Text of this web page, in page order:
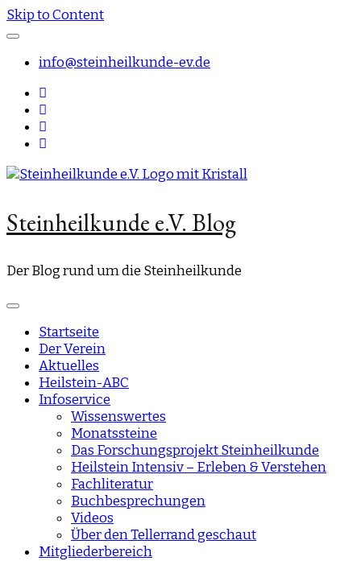
Skip to Content
info@steinheilkunde-ev.de
Steinheilkunde e.V. Blog
Der Blog rund um die Steinheilkunde
Startseite
Der Verein
Aktuelles
Heilstein-ABC
Infoservice
Wissenswertes
Monatssteine
Das Forschungsprojekt Steinheilkunde
Heilstein Intensiv – Erleben & Verstehen
Fachliteratur
Buchbesprechungen
Videos
Über den Tellerrand geschaut
Mitgliederbereich